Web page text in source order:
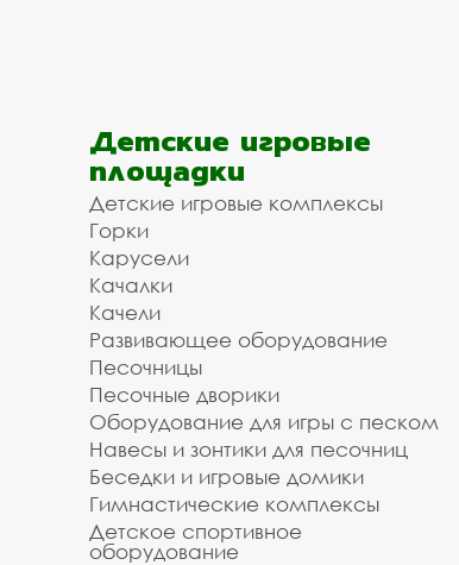
Детские игровые
площадки
Детские игровые комплексы
Горки
Карусели
Качалки
Качели
Развивающее оборудование
Песочницы
Песочные дворики
Оборудование для игры с песком
Навесы и зонтики для песочниц
Беседки и игровые домики
Гимнастические комплексы
Детское спортивное
оборудование